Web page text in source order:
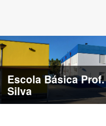
Escola Básica
Silva